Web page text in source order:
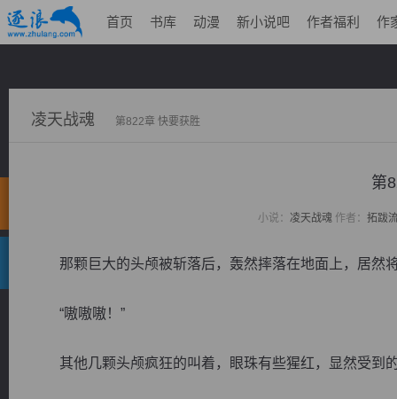
首页 书库 动漫 新小说吧 作者福利 作
凌天战魂 第822章 快要获胜
第
小说： 凌天战魂作者： 拓跋
那颗巨大的头颅被斩落后，轰然摔落在地面上，居然
“嗷嗷嗷！”
其他几颗头颅疯狂的叫着，眼珠有些猩红，显然受到